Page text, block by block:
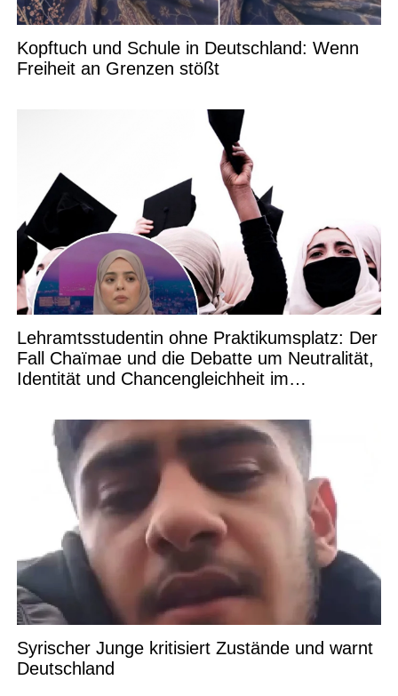
Kopftuch und Schule in Deutschland: Wenn
Freiheit an Grenzen stößt
Lehramtsstudentin ohne Praktikumsplatz: Der
Fall Chaïmae und die Debatte um Neutralität,
Identität und Chancengleichheit im
Syrischer Junge kritisiert Zustände und warnt
Deutschland